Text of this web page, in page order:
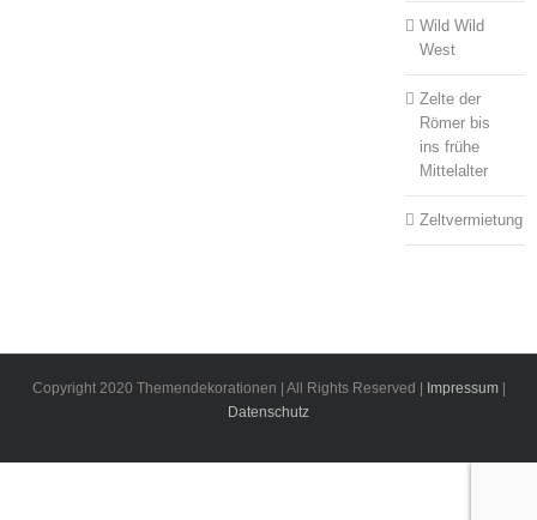
Wild Wild
West
Zelte der
Römer bis
ins frühe
Mittelalter
Zeltvermietung
Copyright 2020 Themendekorationen | All Rights Reserved | Impressum|
Datenschutz